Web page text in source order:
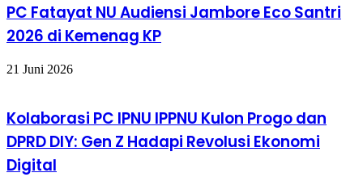
PC Fatayat NU Audiensi Jambore Eco Santri
2026 di Kemenag KP
21 Juni 2026
Kolaborasi PC IPNU IPPNU Kulon Progo dan
DPRD DIY: Gen Z Hadapi Revolusi Ekonomi
Digital